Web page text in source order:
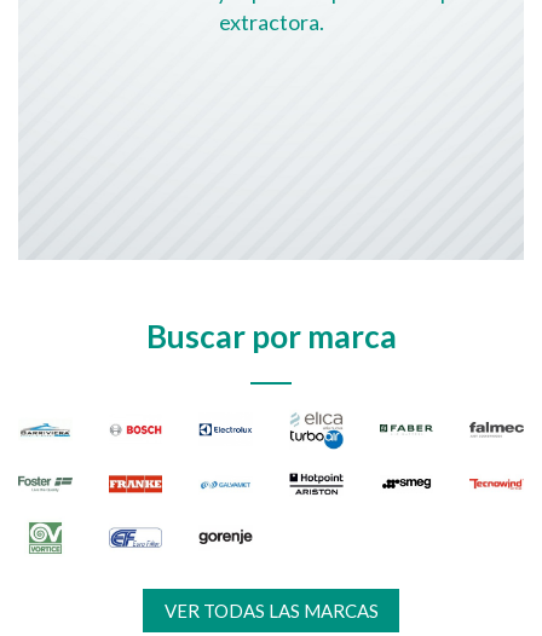
extractora.
Buscar por marca
VER TODAS LAS MARCAS